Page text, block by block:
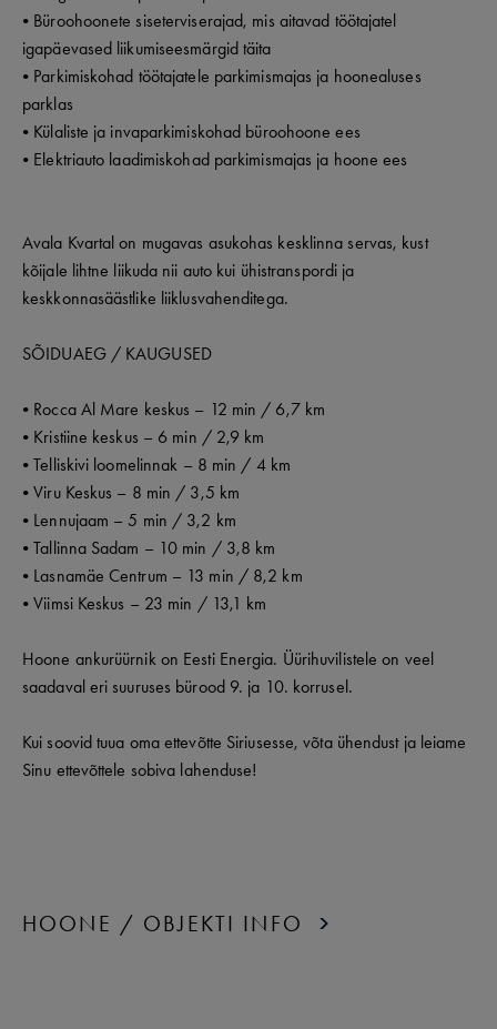
• Büroohoonete siseterviserajad, mis aitavad töötajatel
igapäevased liikumiseesmärgid täita
• Parkimiskohad töötajatele parkimismajas ja hoonealuses
parklas
• Külaliste ja invaparkimiskohad büroohoone ees
• Elektriauto laadimiskohad parkimismajas ja hoone ees
Avala Kvartal on mugavas asukohas kesklinna servas, kust
kõijale lihtne liikuda nii auto kui ühistranspordi ja
keskkonnasäästlike liiklusvahenditega.
SÕIDUAEG / KAUGUSED
• Rocca Al Mare keskus – 12 min / 6,7 km
• Kristiine keskus – 6 min / 2,9 km
• Telliskivi loomelinnak – 8 min / 4 km
• Viru Keskus – 8 min / 3,5 km
• Lennujaam – 5 min / 3,2 km
• Tallinna Sadam – 10 min / 3,8 km
• Lasnamäe Centrum – 13 min / 8,2 km
• Viimsi Keskus – 23 min / 13,1 km
Hoone ankurüürnik on Eesti Energia. Üürihuvilistele on veel
saadaval eri suuruses bürood 9. ja 10. korrusel.
Kui soovid tuua oma ettevõtte Siriusesse, võta ühendust ja leiame
Sinu ettevõttele sobiva lahenduse!
HOONE / OBJEKTI INFO